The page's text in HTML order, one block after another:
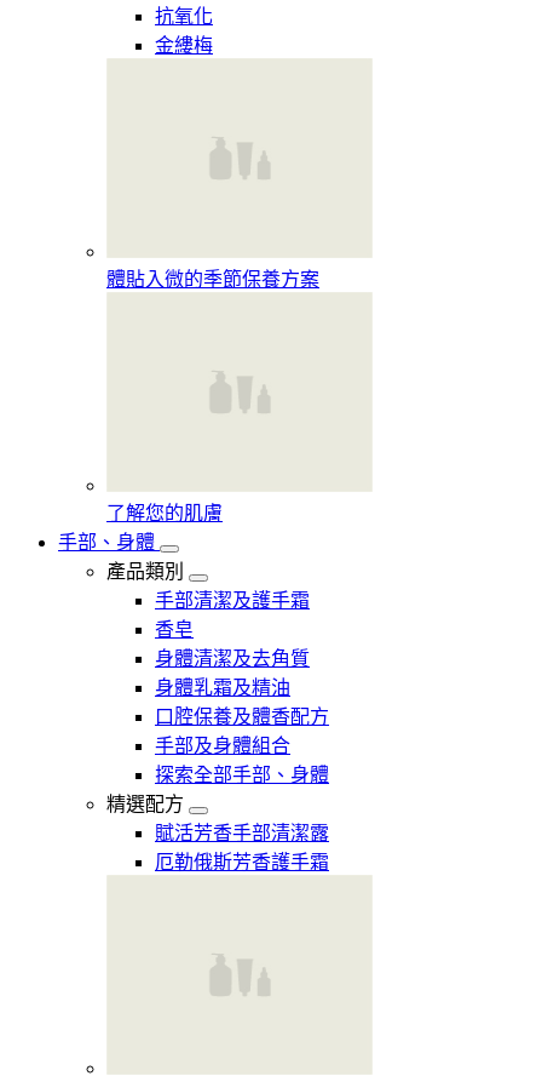
抗氧化
金縷梅
體貼入微的季節保養方案
了解您的肌膚
手部、身體
產品類別
手部清潔及護手霜
香皂
身體清潔及去角質
身體乳霜及精油
口腔保養及體香配方
手部及身體組合
探索全部手部、身體
精選配方
賦活芳香手部清潔露
厄勒俄斯芳香護手霜